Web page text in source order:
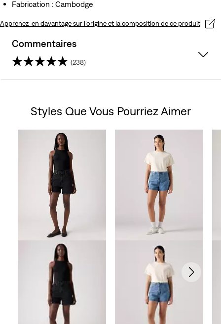
Fabrication : Cambodge
Apprenez-en davantage sur l’origine et la composition de ce produit
Commentaires
(238)
étoiles.
Styles Que Vous Pourriez Aimer